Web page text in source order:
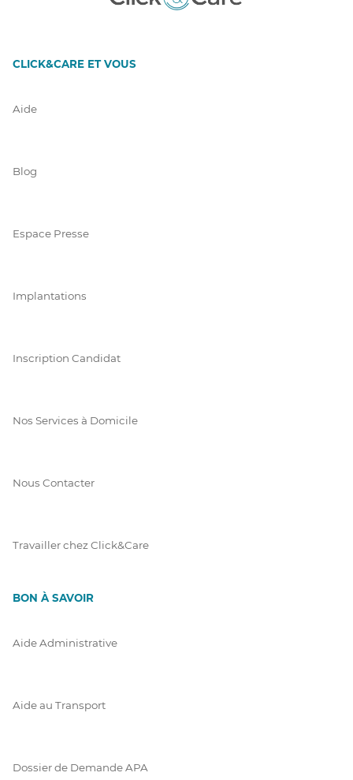
CLICK&CARE ET VOUS
Aide
Blog
Espace Presse
Implantations
Inscription Candidat
Nos Services à Domicile
Nous Contacter
Travailler chez Click&Care
BON À SAVOIR
Aide Administrative
Aide au Transport
Dossier de Demande APA